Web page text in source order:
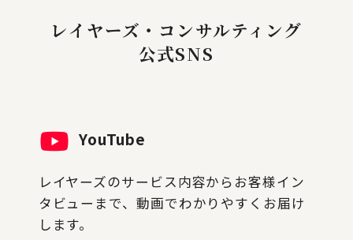
レイヤーズ・コンサルティング
公式SNS
YouTube
レイヤーズのサービス内容からお客様イン
タビューまで、動画でわかりやすくお届け
します。